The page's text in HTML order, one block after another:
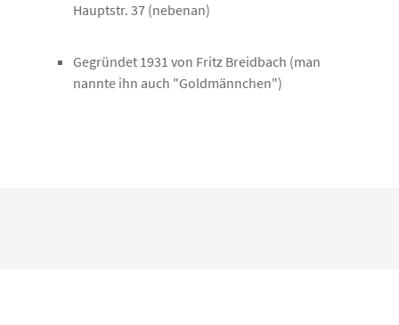
Hauptstr. 37 (nebenan)
Gegründet 1931 von Fritz Breidbach (man
nannte ihn auch "Goldmännchen")